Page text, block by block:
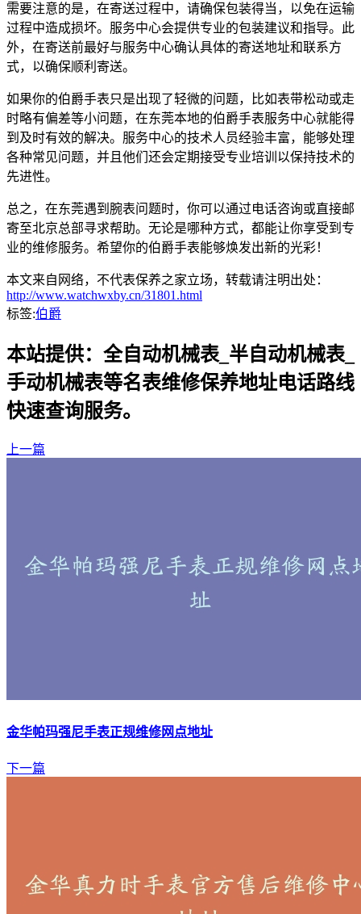
需要注意的是，在寄送过程中，请确保包装得当，以免在运输
过程中造成损坏。服务中心会提供专业的包装建议和指导。此
外，在寄送前最好与服务中心确认具体的寄送地址和联系方
式，以确保顺利寄送。
如果你的伯爵手表只是出现了轻微的问题，比如表带松动或走
时略有偏差等小问题，在东莞本地的伯爵手表服务中心就能得
到及时有效的解决。服务中心的技术人员经验丰富，能够处理
各种常见问题，并且他们还会定期接受专业培训以保持技术的
先进性。
总之，在东莞遇到腕表问题时，你可以通过电话咨询或直接邮
寄至北京总部寻求帮助。无论是哪种方式，都能让你享受到专
业的维修服务。希望你的伯爵手表能够焕发出新的光彩！
本文来自网络，不代表保养之家立场，转载请注明出处：
http://www.watchwxby.cn/31801.html
标签:伯爵
本站提供：全自动机械表_半自动机械表_
手动机械表等名表维修保养地址电话路线
快速查询服务。
上一篇
金华帕玛强尼手表正规维修网点地址
下一篇